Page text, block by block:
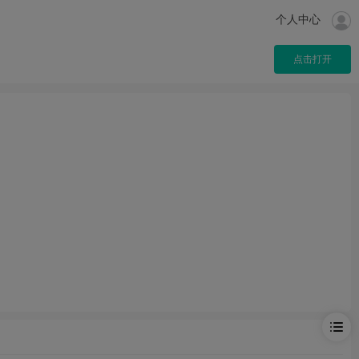
个人中心
点击打开